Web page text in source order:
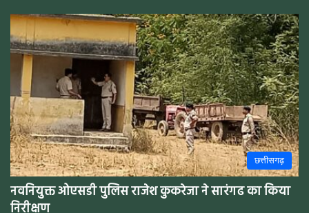
छत्तीसगढ़
नवनियुक्त ओएसडी पुलिस राजेश कुकरेजा ने सारंगढ का किया